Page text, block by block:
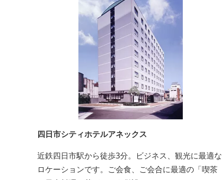
四日市シティホテルアネックス
近鉄四日市駅から徒歩3分。ビジネス、観光に最適な
ロケーションです。ご会食、ご会合に最適の「喫茶